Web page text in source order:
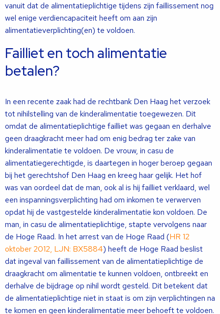
vanuit dat de alimentatieplichtige tijdens zijn faillissement nog
wel enige verdiencapaciteit heeft om aan zijn
alimentatieverplichting(en) te voldoen.
Failliet en toch alimentatie
betalen?
In een recente zaak had de rechtbank Den Haag het verzoek
tot nihilstelling van de kinderalimentatie toegewezen. Dit
omdat de alimentatieplichtige failliet was gegaan en derhalve
geen draagkracht meer had om enig bedrag ter zake van
kinderalimentatie te voldoen. De vrouw, in casu de
alimentatiegerechtigde, is daartegen in hoger beroep gegaan
bij het gerechtshof Den Haag en kreeg haar gelijk. Het hof
was van oordeel dat de man, ook al is hij failliet verklaard, wel
een inspanningsverplichting had om inkomen te verwerven
opdat hij de vastgestelde kinderalimentatie kon voldoen. De
man, in casu de alimentatieplichtige, stapte vervolgens naar
de Hoge Raad. In het arrest van de Hoge Raad (HR 12
oktober 2012, LJN: BX5884) heeft de Hoge Raad beslist
dat ingeval van faillissement van de alimentatieplichtige de
draagkracht om alimentatie te kunnen voldoen, ontbreekt en
derhalve de bijdrage op nihil wordt gesteld. Dit betekent dat
de alimentatieplichtige niet in staat is om zijn verplichtingen na
te komen en geen kinderalimentatie meer behoeft te voldoen.